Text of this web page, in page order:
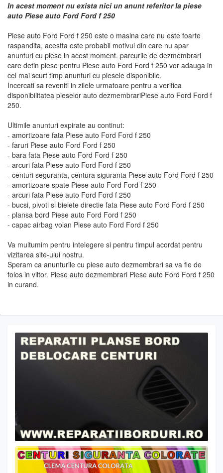
In acest moment nu exista nici un anunt referitor la piese
auto Piese auto Ford Ford f 250
Piese auto Ford Ford f 250 este o masina care nu este foarte
raspandita, acestta este probabil motivul din care nu apar
anunturi cu piese in acest moment. parcurile de dezmembrari
care detin piese pentru Piese auto Ford Ford f 250 vor adauga in
cel mai scurt timp anunturi cu piesele disponibile.
Incercati sa reveniti in zilele urmatoare pentru a verifica
disponibilitatea pieselor auto dezmembrariPiese auto Ford Ford f
250.
Ultimile anunturi expirate au continut:
- amortizoare fata Piese auto Ford Ford f 250
- faruri Piese auto Ford Ford f 250
- bara fata Piese auto Ford Ford f 250
- arcuri fata Piese auto Ford Ford f 250
- centuri seguranta, centura siguranta Piese auto Ford Ford f 250
- amortizoare spate Piese auto Ford Ford f 250
- arcuri fata Piese auto Ford Ford f 250
- bucsi, pivoti si bielete directie fata Piese auto Ford Ford f 250
- plansa bord Piese auto Ford Ford f 250
- capac airbag volan Piese auto Ford Ford f 250
Va multumim pentru intelegere si pentru timpul acordat pentru
vizitarea site-ului nostru.
Speram ca anunturile cu piese auto dezmembrari sa va fie de
folos in viitor. Piese auto dezmembrari Piese auto Ford Ford f 250
in curand.